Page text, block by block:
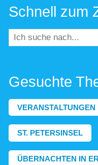
Schnell zum
Gesuchte
VERANSTALTUNGEN
ST. PETERSINSEL
ÜBERNACHTEN IN